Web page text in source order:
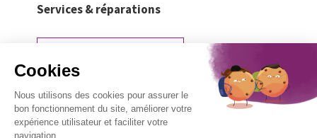
Services & réparations
Mentions légales
Politique de confidentialité